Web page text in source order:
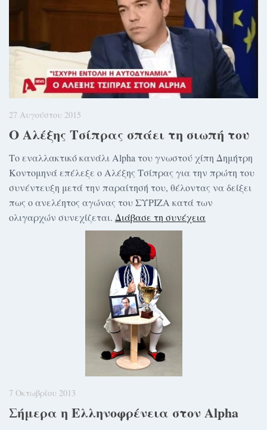
27 Αυγούστου 2015
Ο Αλέξης Τσίπρας σπάει τη σιωπή του
Το εναλλακτικό κανάλι Alpha του γνωστού χίπη Δημήτρη
Κοντομηνά επέλεξε ο Αλέξης Τσίπρας για την πρώτη του
συνέντευξη μετά την παραίτησή του, θέλοντας να δείξει
πως ο ανελέητος αγώνας του ΣΥΡΙΖΑ κατά των
ολιγαρχών συνεχίζεται. Διάβασε τη συνέχεια
7 Οκτωβρίου 2013
Σήμερα η Ελληνοφρένεια στον Alpha